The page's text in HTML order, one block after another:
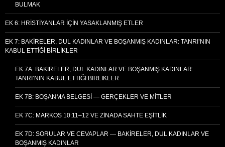
BULMAK
EK 6: HRISTIYANLAR İÇIN YASAKLANMIŞ ETLER
EK 7: BAKIRELER, DUL KADINLAR VE BOŞANMIŞ KADINLAR: TANRI’NIN
KABUL ETTIĞI BIRLIKLER
EK 7A: BAKIRELER, DUL KADINLAR VE BOŞANMIŞ KADINLAR:
TANRI’NIN KABUL ETTIĞI BIRLIKLER
EK 7B: BOŞANMA BELGESI — GERÇEKLER VE MITLER
EK 7C: MARKOS 10:11–12 VE ZINADA SAHTE EŞITLIK
EK 7D: SORULAR VE CEVAPLAR — BAKIRELER, DUL KADINLAR VE
BOŞANMIŞ KADINLAR